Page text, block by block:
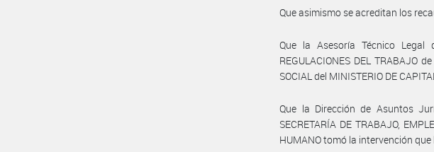
Que asimismo se acreditan los
Que la Asesoría Técnico Legal
REGULACIONES DEL TRABAJO
SOCIAL del MINISTERIO DE
Que la Dirección de Asuntos
SECRETARÍA DE TRABAJO,
HUMANO tomó la intervención que